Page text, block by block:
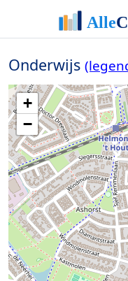
Onderwijs
+
−